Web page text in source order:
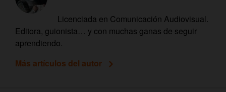
Licenciada en Comunicación Audiovisual.
Editora, guionista… y con muchas ganas de seguir
aprendiendo.
Más artículos del autor